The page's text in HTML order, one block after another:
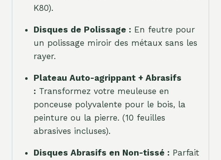
K80).
Disques de Polissage : En feutre pour
un polissage miroir des métaux sans les
rayer.
Plateau Auto-agrippant + Abrasifs
: Transformez votre meuleuse en
ponceuse polyvalente pour le bois, la
peinture ou la pierre. (10 feuilles
abrasives incluses).
Disques Abrasifs en Non-tissé : Parfait